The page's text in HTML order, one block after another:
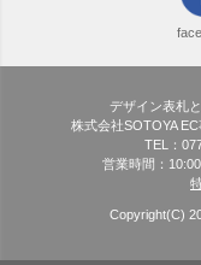
デザイン表札
株式会社SOTOYA
TEL：
営業時間：
Copyright(C)